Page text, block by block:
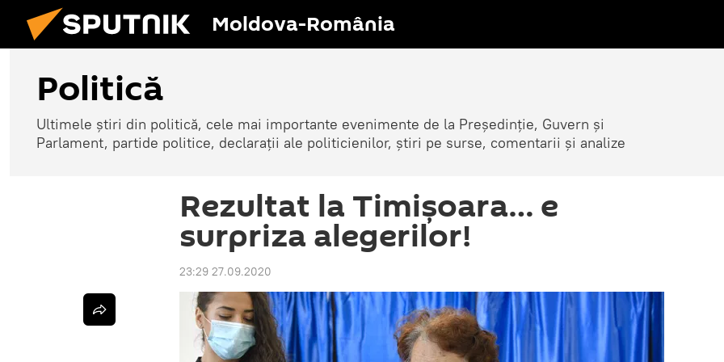
Moldova-România
Politică
Ultimele știri din politică, cele mai importante evenimente de la Președinție, Guvern și
Parlament, partide politice, declarații ale politicienilor, știri pe surse, comentarii și analize
Rezultat la Timișoara… e
surpriza alegerilor!
23:29 27.09.2020